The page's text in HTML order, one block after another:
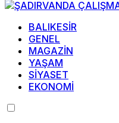
BALIKESİR
GENEL
MAGAZİN
YAŞAM
SİYASET
EKONOMİ